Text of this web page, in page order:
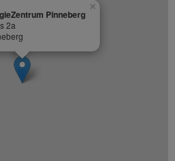
×
Pinneberg
2a